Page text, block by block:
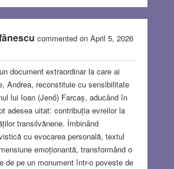
commented on April 5, 2026
document extraordinar la care ai
Andrea, reconstituie cu sensibilitate
lui Ioan (Jenő) Farcaș, aducând în
adesea uitat: contribuția evreilor la
transilvănene. Îmbinând
cu evocarea personală, textul
emoționantă, transformând o
de pe un monument într-o poveste de